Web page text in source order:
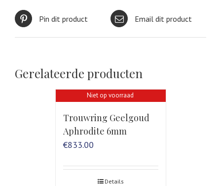
Pin dit product Email dit product
Gerelateerde producten
Niet op voorraad
Trouwring Geelgoud
Aphrodite 6mm
€833.00
Details